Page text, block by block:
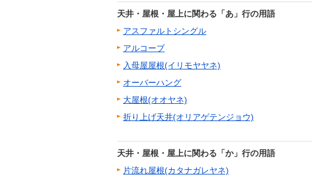
天井・屋根・屋上に関わる「あ」行の用語
アスファルトシングル
アルコーブ
入母屋屋根(イリモヤヤネ)
オーバーハング
大屋根(オオヤネ)
折り上げ天井(オリアゲテンジョウ)
天井・屋根・屋上に関わる「か」行の用語
片流れ屋根(カタナガレヤネ)